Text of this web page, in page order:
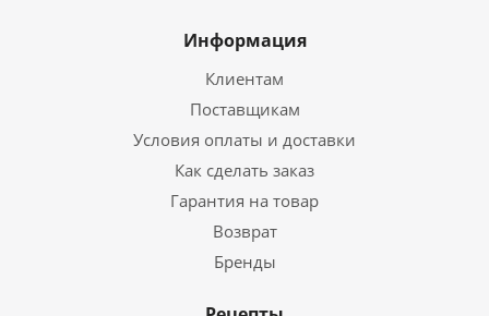
Информация
Клиентам
Поставщикам
Условия оплаты и доставки
Как сделать заказ
Гарантия на товар
Возврат
Бренды